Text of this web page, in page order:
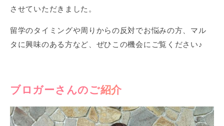
させていただきました。
留学のタイミングや周りからの反対でお悩みの方、マル
タに興味のある方など、ぜひこの機会にご覧ください♪
ブロガーさんのご紹介